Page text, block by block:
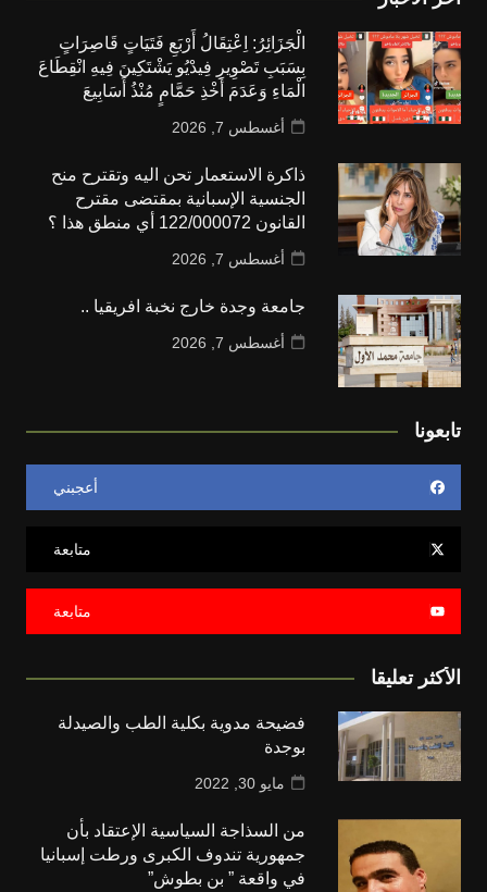
الْجَزَائِرُ: اِعْتِقَالُ أَرْبَعِ فَتَيَاتٍ قَاصِرَاتٍ
بِسَبَبِ تَصْوِيرِ فِيدْيُو يَشْتَكِينَ فِيهِ انْقِطَاعَ
الْمَاءِ وَعَدَمَ أَخْذِ حَمَّامٍ مُنْذُ أَسَابِيعَ
أغسطس 7, 2026
ذاكرة الاستعمار تحن اليه وتقترح منح
الجنسية الإسبانية بمقتضى مقترح
القانون 122/000072 أي منطق هذا ؟
أغسطس 7, 2026
جامعة وجدة خارج نخبة افريقيا ..
أغسطس 7, 2026
تابعونا
أعجبني
متابعة
متابعة
الأكثر تعليقا
فضيحة مدوية بكلية الطب والصيدلة
بوجدة
مايو 30, 2022
من السذاجة السياسية الإعتقاد بأن
جمهورية تندوف الكبرى ورطت إسبانيا
في واقعة ” بن بطوش”